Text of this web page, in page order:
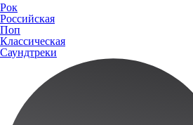
Рок
Российская
Поп
Классическая
Саундтреки